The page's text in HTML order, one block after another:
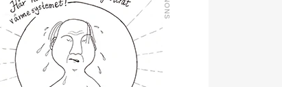
roll på Swegon.
Mathias Anderssonär ny
affärsutvecklingschef på
Systemair Sverige. Han
kommer från Stappert där